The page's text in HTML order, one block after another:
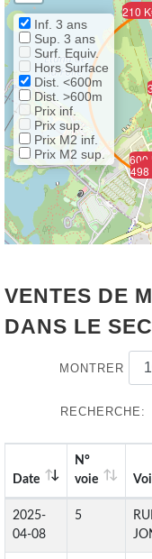
600
498
210
224
Inf. 3 ans
Sup. 3 ans
Surf. Equiv.
Hors Surface
Dist. <600m
Dist. >600m
Prix inf.
Prix sup.
Prix M2 inf.
Prix M2 sup.
VENTES DE
DANS LE
MONTRER
RECHERCHE:
Date
N°
voie
2025-
04-08
5